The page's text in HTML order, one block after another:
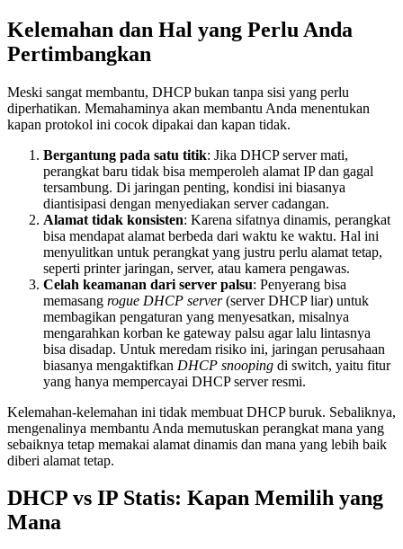
Kelemahan dan Hal yang Perlu Anda
Pertimbangkan
Meski sangat membantu, DHCP bukan tanpa sisi yang perlu
diperhatikan. Memahaminya akan membantu Anda menentukan
kapan protokol ini cocok dipakai dan kapan tidak.
Bergantung pada satu titik: Jika DHCP server mati,
perangkat baru tidak bisa memperoleh alamat IP dan gagal
tersambung. Di jaringan penting, kondisi ini biasanya
diantisipasi dengan menyediakan server cadangan.
Alamat tidak konsisten: Karena sifatnya dinamis, perangkat
bisa mendapat alamat berbeda dari waktu ke waktu. Hal ini
menyulitkan untuk perangkat yang justru perlu alamat tetap,
seperti printer jaringan, server, atau kamera pengawas.
Celah keamanan dari server palsu: Penyerang bisa
memasang rogue DHCP server(server DHCP liar) untuk
membagikan pengaturan yang menyesatkan, misalnya
mengarahkan korban ke gateway palsu agar lalu lintasnya
bisa disadap. Untuk meredam risiko ini, jaringan perusahaan
biasanya mengaktifkan DHCP snooping di switch, yaitu fitur
yang hanya mempercayai DHCP server resmi.
Kelemahan-kelemahan ini tidak membuat DHCP buruk. Sebaliknya,
mengenalinya membantu Anda memutuskan perangkat mana yang
sebaiknya tetap memakai alamat dinamis dan mana yang lebih baik
diberi alamat tetap.
DHCP vs IP Statis: Kapan Memilih yang
Mana